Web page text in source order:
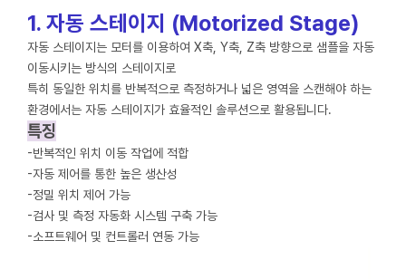
1. 자동 스테이지 (Motorized Stage)
자동 스테이지는 모터를 이용하여 X축, Y축, Z축 방향으로 샘플을 자동
이동시키는 방식의 스테이지로
특히 동일한 위치를 반복적으로 측정하거나 넓은 영역을 스캔해야 하는
환경에서는 자동 스테이지가 효율적인 솔루션으로 활용됩니다.
특징
-반복적인 위치 이동 작업에 적합
-자동 제어를 통한 높은 생산성
-정밀 위치 제어 가능
-검사 및 측정 자동화 시스템 구축 가능
-소프트웨어 및 컨트롤러 연동 가능